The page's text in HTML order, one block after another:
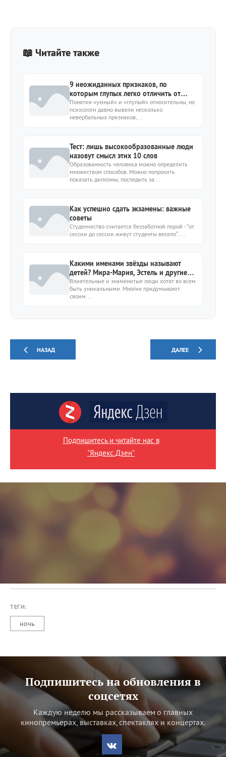
📖 Читайте также
9 неожиданных признаков, по
которым глупых легко отличить от
умных
Понятия «умный» и «глупый» относительны, но
психологи давно вывели несколько
невербальных признаков,...
Тест: лишь высокообразованные люди
назовут смысл этих 10 слов
Образованность человека можно определить
множеством способов. Можно попросить
показать дипломы, последить за...
Как успешно сдать экзамены: важные
советы
Студенчество считается беззаботной порой - “от
сессии до сессии живут студенты весело”....
Какими именами звёзды называют
детей? Мира-Мария, Эстель и другие
наследники, родившиеся в 2024-м
Влиятельные и знаменитые люди хотят во всем
быть уникальными. Многие придумывают
своим...
НАЗАД ДАЛЕЕ
Подпишитесь и читайте нас в
"Яндекс.Дзен"
ТЕГИ:
ночь
Подпишитесь на обновления в
соцсетях
Каждую неделю мы рассказываем о главных
кинопремьерах, выставках, спектаклях и концертах.